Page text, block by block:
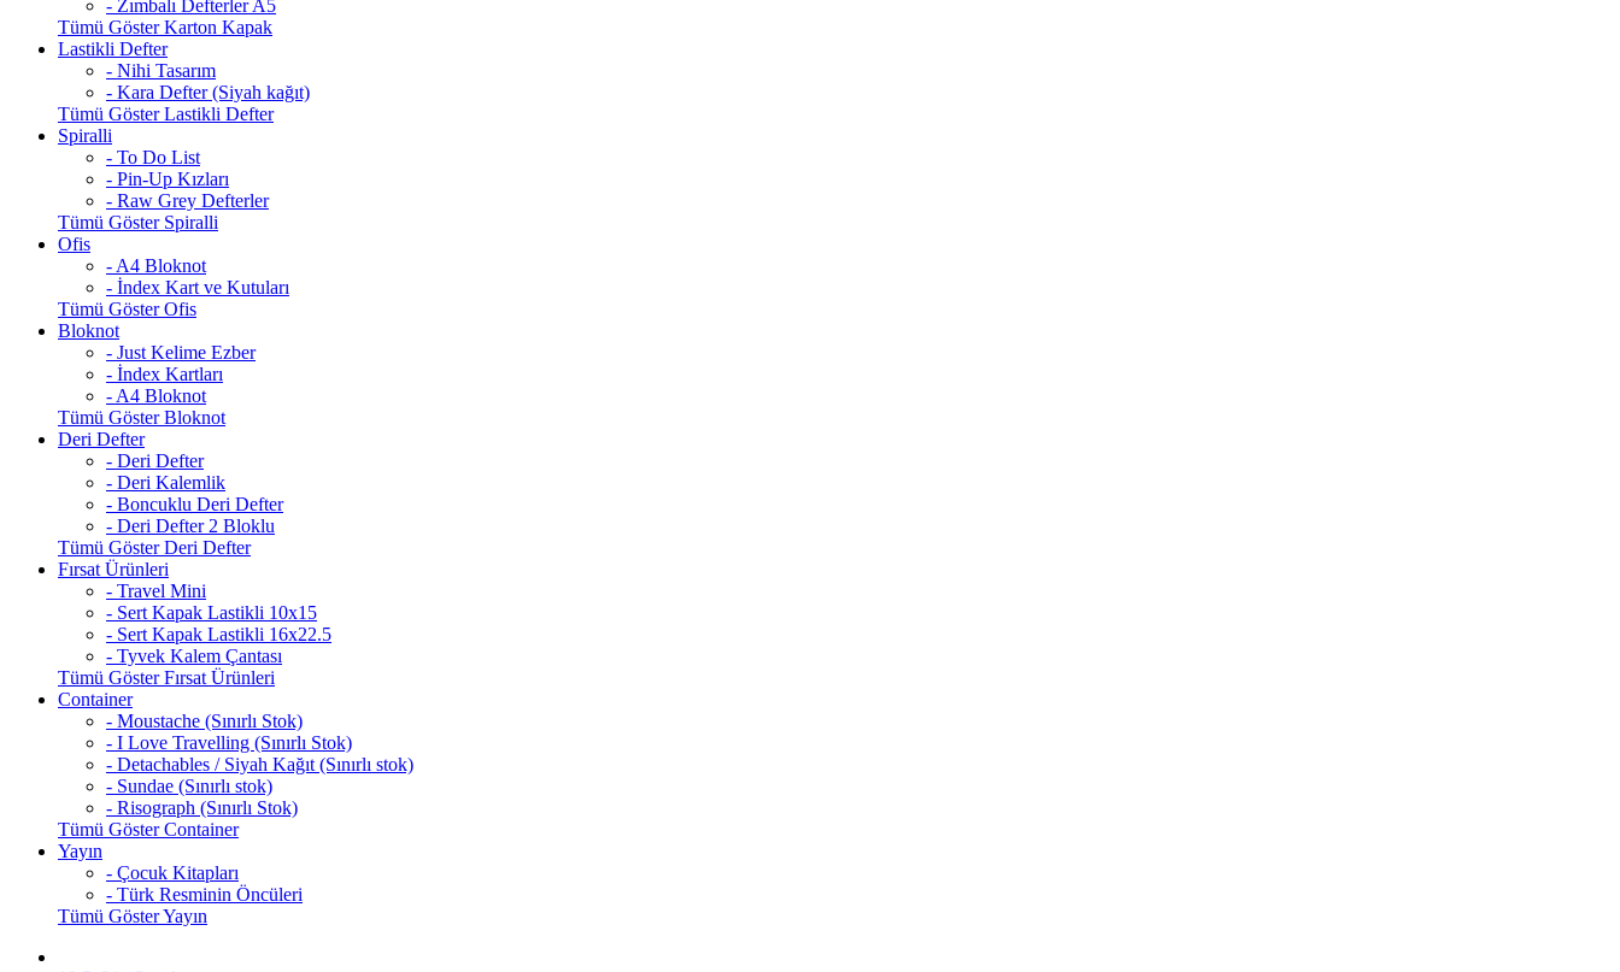
- Zımbalı Defterler A5
Tümü Göster Karton Kapak
Lastikli Defter
- Nihi Tasarım
- Kara Defter (Siyah kağıt)
Tümü Göster Lastikli Defter
Spiralli
- To Do List
- Pin-Up Kızları
- Raw Grey Defterler
Tümü Göster Spiralli
Ofis
- A4 Bloknot
- İndex Kart ve Kutuları
Tümü Göster Ofis
Bloknot
- Just Kelime Ezber
- İndex Kartları
- A4 Bloknot
Tümü Göster Bloknot
Deri Defter
- Deri Defter
- Deri Kalemlik
- Boncuklu Deri Defter
- Deri Defter 2 Bloklu
Tümü Göster Deri Defter
Fırsat Ürünleri
- Travel Mini
- Sert Kapak Lastikli 10x15
- Sert Kapak Lastikli 16x22.5
- Tyvek Kalem Çantası
Tümü Göster Fırsat Ürünleri
Container
- Moustache (Sınırlı Stok)
- I Love Travelling (Sınırlı Stok)
- Detachables / Siyah Kağıt (Sınırlı stok)
- Sundae (Sınırlı stok)
- Risograph (Sınırlı Stok)
Tümü Göster Container
Yayın
- Çocuk Kitapları
- Türk Resminin Öncüleri
Tümü Göster Yayın